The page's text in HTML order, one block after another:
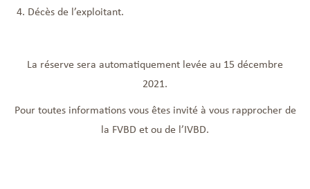
Décès de l’exploitant.
La réserve sera automatiquement levée au 15 décembre
2021.
Pour toutes informations vous êtes invité à vous rapprocher de
la FVBD et ou de l’IVBD.